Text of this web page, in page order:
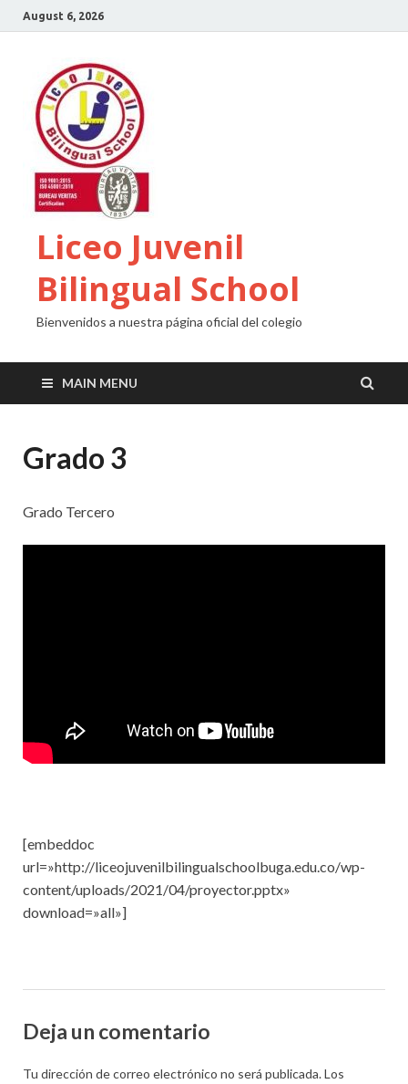
August 6, 2026
Liceo Juvenil
Bilingual School
Bienvenidos a nuestra página oficial del colegio
MAIN MENU
Grado 3
Grado Tercero
[embeddoc
url=»http://liceojuvenilbilingualschoolbuga.edu.co/wp-
content/uploads/2021/04/proyector.pptx»
download=»all»]
Deja un comentario
Tu dirección de correo electrónico no será publicada.Los